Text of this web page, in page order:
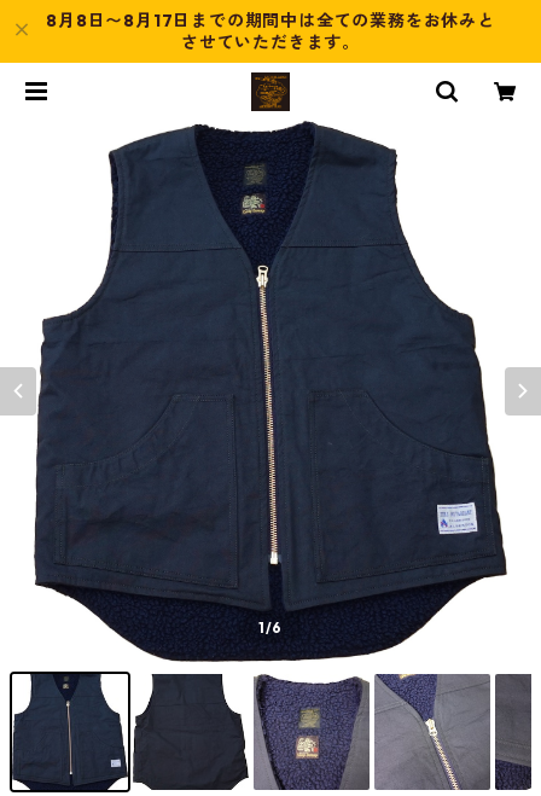
8月8日〜8月17日までの期間中は全ての業務をお休みと
させていただきます。
1/6